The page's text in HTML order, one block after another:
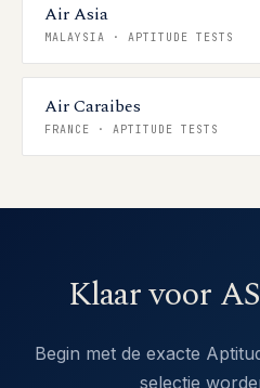
Air Asia
MALAYSIA · APTITUDE TESTS
Air Caraibes
FRANCE · APTITUDE TESTS
Klaar voor
Begin met de exacte
selectie